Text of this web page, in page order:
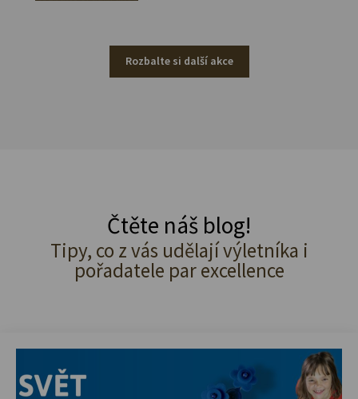
Rozbalte si další akce
Čtěte náš blog!
Tipy, co z vás udělají výletníka i
pořadatele par excellence